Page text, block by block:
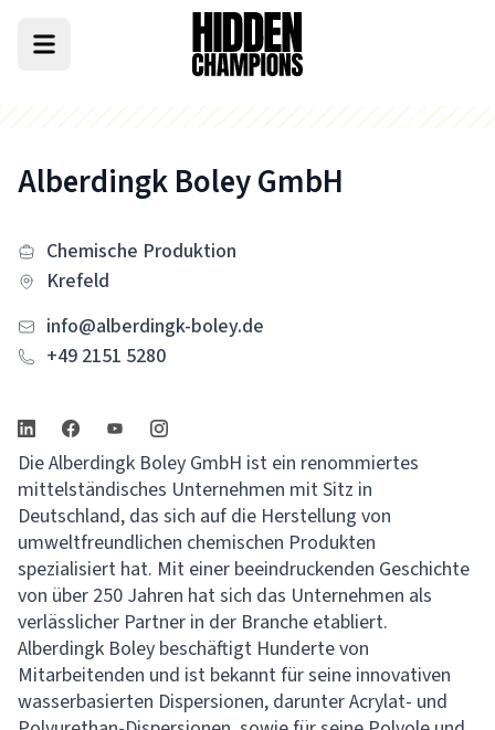
Alberdingk Boley GmbH
Chemische Produktion
Krefeld
info@alberdingk-boley.de
+49 2151 5280
Die Alberdingk Boley GmbH ist ein renommiertes
mittelständisches Unternehmen mit Sitz in
Deutschland, das sich auf die Herstellung von
umweltfreundlichen chemischen Produkten
spezialisiert hat. Mit einer beeindruckenden Geschichte
von über 250 Jahren hat sich das Unternehmen als
verlässlicher Partner in der Branche etabliert.
Alberdingk Boley beschäftigt Hunderte von
Mitarbeitenden und ist bekannt für seine innovativen
wasserbasierten Dispersionen, darunter Acrylat- und